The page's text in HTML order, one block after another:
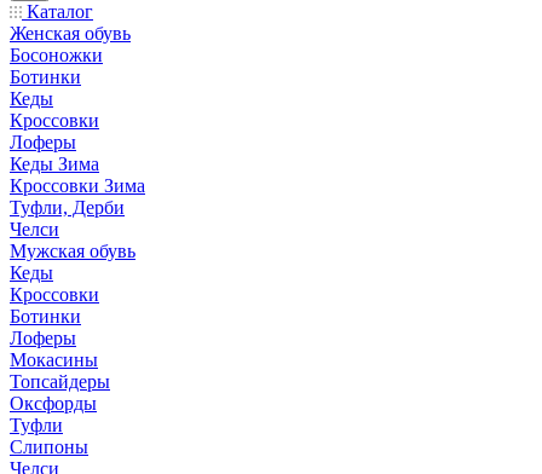
Каталог
Женская обувь
Босоножки
Ботинки
Кеды
Кроссовки
Лоферы
Кеды Зима
Кроссовки Зима
Туфли, Дерби
Челси
Мужская обувь
Кеды
Кроссовки
Ботинки
Лоферы
Мокасины
Топсайдеры
Оксфорды
Туфли
Слипоны
Челси